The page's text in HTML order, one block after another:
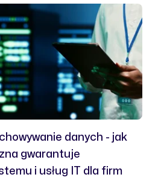
danych - jak
gwarantuje
i usług IT dla firm